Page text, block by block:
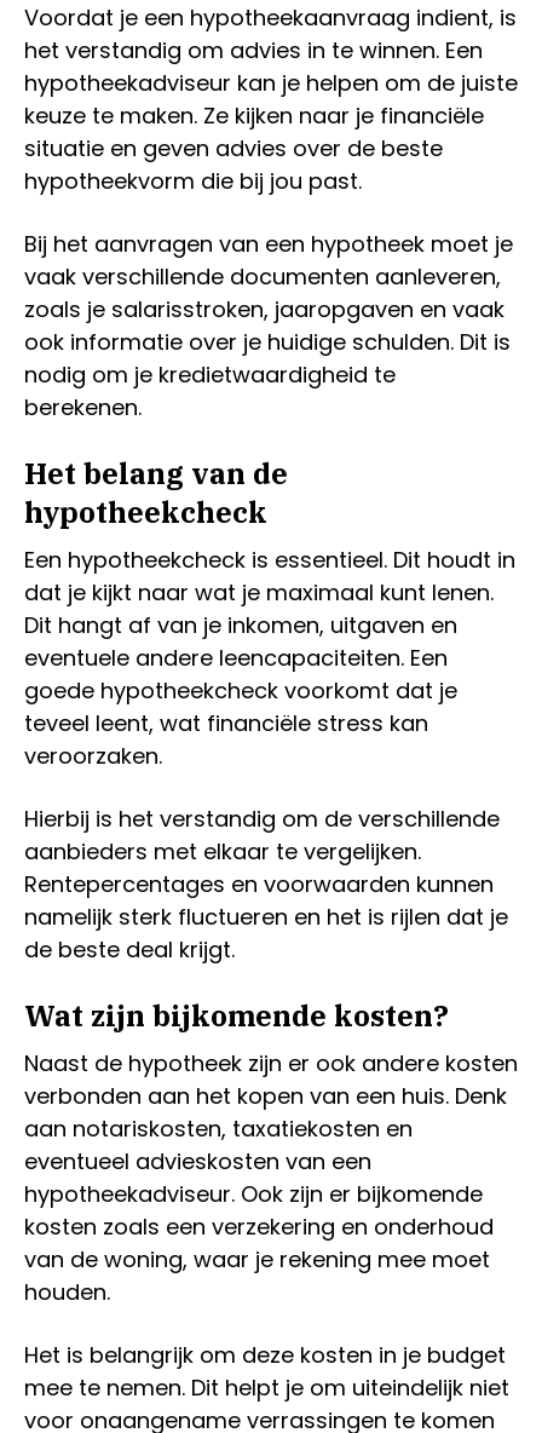
Voordat je een hypotheekaanvraag indient, is
het verstandig om advies in te winnen. Een
hypotheekadviseur kan je helpen om de juiste
keuze te maken. Ze kijken naar je financiële
situatie en geven advies over de beste
hypotheekvorm die bij jou past.
Bij het aanvragen van een hypotheek moet je
vaak verschillende documenten aanleveren,
zoals je salarisstroken, jaaropgaven en vaak
ook informatie over je huidige schulden. Dit is
nodig om je kredietwaardigheid te
berekenen.
Het belang van de
hypotheekcheck
Een hypotheekcheck is essentieel. Dit houdt in
dat je kijkt naar wat je maximaal kunt lenen.
Dit hangt af van je inkomen, uitgaven en
eventuele andere leencapaciteiten. Een
goede hypotheekcheck voorkomt dat je
teveel leent, wat financiële stress kan
veroorzaken.
Hierbij is het verstandig om de verschillende
aanbieders met elkaar te vergelijken.
Rentepercentages en voorwaarden kunnen
namelijk sterk fluctueren en het is rijlen dat je
de beste deal krijgt.
Wat zijn bijkomende kosten?
Naast de hypotheek zijn er ook andere kosten
verbonden aan het kopen van een huis. Denk
aan notariskosten, taxatiekosten en
eventueel advieskosten van een
hypotheekadviseur. Ook zijn er bijkomende
kosten zoals een verzekering en onderhoud
van de woning, waar je rekening mee moet
houden.
Het is belangrijk om deze kosten in je budget
mee te nemen. Dit helpt je om uiteindelijk niet
voor onaangename verrassingen te komen